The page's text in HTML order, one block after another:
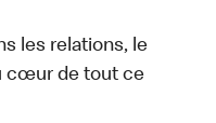
les relations, le
cœur de tout ce